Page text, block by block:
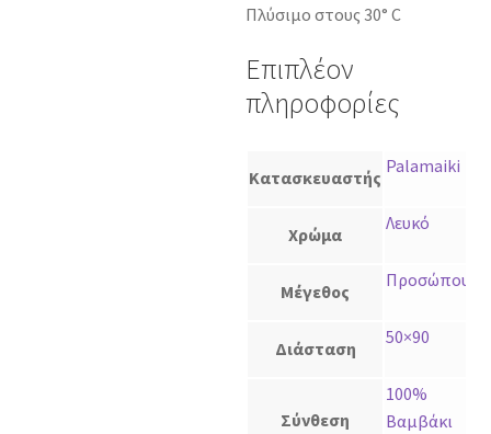
Πλύσιμο στους 30° C
Επιπλέον
πληροφορίες
Κατασκευαστής
Palamaiki
Χρώμα
Λευκό
Μέγεθος
Προσώπου
Διάσταση
50×90
Σύνθεση
100%
Βαμβάκι